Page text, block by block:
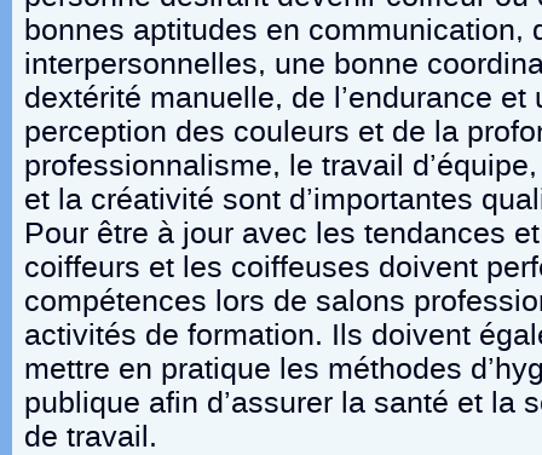
bonnes aptitudes en communication,
interpersonnelles, une bonne
dextérité manuelle, de l’endurance et
perception des couleurs et de la
professionnalisme, le travail
et la créativité sont d’importantes
Pour être à jour avec les tendances
coiffeurs et les coiffeuses doivent
compétences lors de salons
activités de formation. Ils doivent
mettre en pratique les méthodes
publique afin d’assurer la santé et la
de travail.